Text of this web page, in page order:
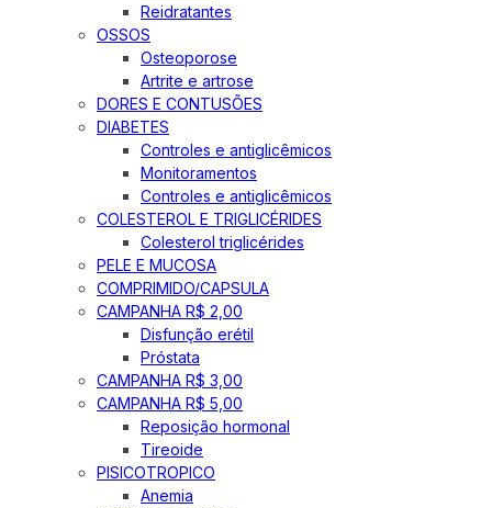
Reidratantes
OSSOS
Osteoporose
Artrite e artrose
DORES E CONTUSÕES
DIABETES
Controles e antiglicêmicos
Monitoramentos
Controles e antiglicêmicos
COLESTEROL E TRIGLICÉRIDES
Colesterol triglicérides
PELE E MUCOSA
COMPRIMIDO/CAPSULA
CAMPANHA R$ 2,00
Disfunção erétil
Próstata
CAMPANHA R$ 3,00
CAMPANHA R$ 5,00
Reposição hormonal
Tireoide
PISICOTROPICO
Anemia